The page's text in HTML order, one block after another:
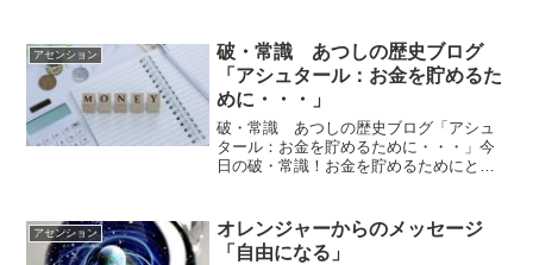
す大きなチャンスが もう一つあっ
た！！ それは・・ ...
アセンション
破・常識 あつしの歴史ブログ
「アシュタール：お金を貯めるた
めに・・・」
破・常識 あつしの歴史ブログ「アシュ
タール：お金を貯めるために・・・」今
日の破・常識！お金を貯めるためにとい
のならば、あなたがしたいと思っている
仕事に関係する仕事をして...
アセンション
オレンジャーからのメッセージ
「自由になる」